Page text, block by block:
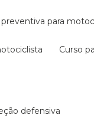
preventiva para
curso
defensiva